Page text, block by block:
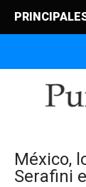
México,
Serafini